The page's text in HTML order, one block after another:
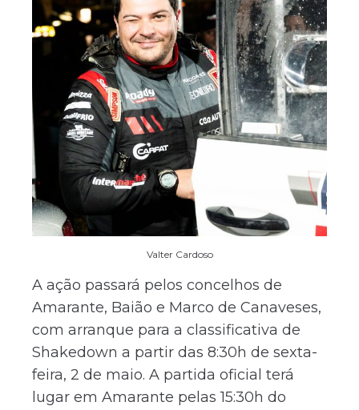
Valter Cardoso
A ação passará pelos concelhos de
Amarante, Baião e Marco de Canaveses,
com arranque para a classificativa de
Shakedown a partir das 8:30h de sexta-
feira, 2 de maio. A partida oficial terá
lugar em Amarante pelas 15:30h do